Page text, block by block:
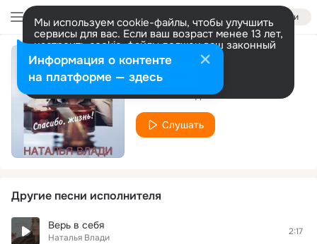
Войти
Мы используем cookie-файлы, чтобы улучшить
сервисы для вас. Если ваш возраст менее 13 лет,
настроить cookie-файлы должен ваш законный
представитель. Больше информации
Разрешить все Настроить
Спасибо, жизнь
Наталья Влади
Слушать
Другие песни исполнителя
Верь в себя
Наталья Влади
2:17
Информация о контенте
на платформе — здесь